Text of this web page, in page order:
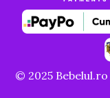
© 2025